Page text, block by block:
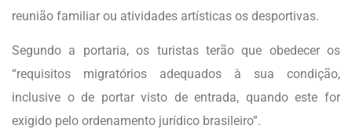
reunião familiar ou atividades artísticas os desportivas.
Segundo a portaria, os turistas terão que obedecer os
“requisitos migratórios adequados à sua condição,
inclusive o de portar visto de entrada, quando este for
exigido pelo ordenamento jurídico brasileiro”.